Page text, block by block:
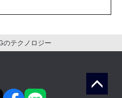
のテクノロジー